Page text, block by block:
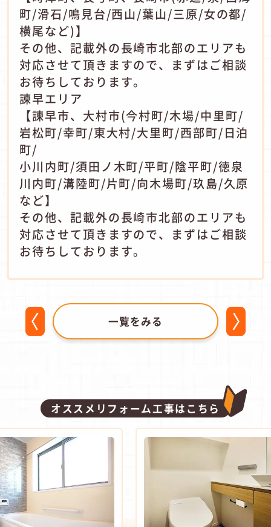
町/滑石/鳴見台/西山/葉山/三原/女の都/
横尾など)】
その他、記載外の長崎市北部のエリアも
対応させて頂きますので、まずはご相談
お待ちしております。
諫早エリア
【諫早市、大村市(今村町/木場/中里町/
岩松町/幸町/東大村/大里町/西部町/日泊
町/
小川内町/須田ノ木町/平町/陰平町/徳泉
川内町/溝陸町/片町/向木場町/玖島/久原
など】
その他、記載外の長崎市北部のエリアも
対応させて頂きますので、まずはご相談
お待ちしております。
一覧をみる
オススメリフォーム工事はこちら